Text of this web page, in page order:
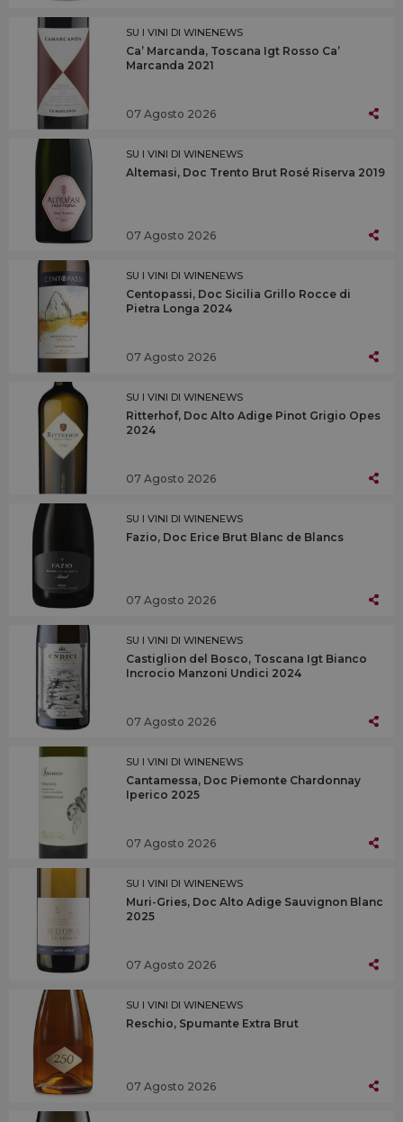
SU I VINI DI WINENEWS
Ca’ Marcanda, Toscana Igt Rosso Ca’
Marcanda 2021
07 Agosto 2026
SU I VINI DI WINENEWS
Altemasi, Doc Trento Brut Rosé Riserva 2019
07 Agosto 2026
SU I VINI DI WINENEWS
Centopassi, Doc Sicilia Grillo Rocce di
Pietra Longa 2024
07 Agosto 2026
SU I VINI DI WINENEWS
Ritterhof, Doc Alto Adige Pinot Grigio Opes
2024
07 Agosto 2026
SU I VINI DI WINENEWS
Fazio, Doc Erice Brut Blanc de Blancs
07 Agosto 2026
SU I VINI DI WINENEWS
Castiglion del Bosco, Toscana Igt Bianco
Incrocio Manzoni Undici 2024
07 Agosto 2026
SU I VINI DI WINENEWS
Cantamessa, Doc Piemonte Chardonnay
Iperico 2025
07 Agosto 2026
SU I VINI DI WINENEWS
Muri-Gries, Doc Alto Adige Sauvignon Blanc
2025
07 Agosto 2026
SU I VINI DI WINENEWS
Reschio, Spumante Extra Brut
07 Agosto 2026